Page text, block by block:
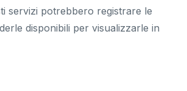
servizi potrebbero registrare le
disponibili per visualizzarle in